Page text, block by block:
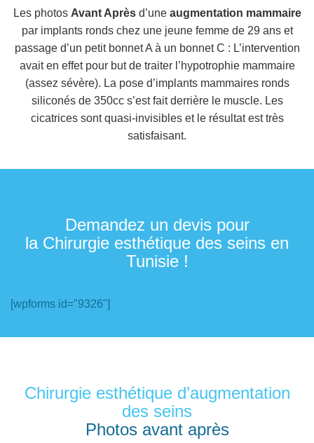
Les photos Avant Après d’une augmentation mammaire
par implants ronds chez une jeune femme de 29 ans et
passage d’un petit bonnet A à un bonnet C : L’intervention
avait en effet pour but de traiter l’hypotrophie mammaire
(assez sévère). La pose d’implants mammaires ronds
siliconés de 350cc s’est fait derrière le muscle. Les
cicatrices sont quasi-invisibles et le résultat est très
satisfaisant.
Demandez un devis pour
la Chirurgie esthétique des seins en
Tunisie !
[wpforms id="9326"]
Chirurgie esthétique d’augmentation
des seins
Photos avant après